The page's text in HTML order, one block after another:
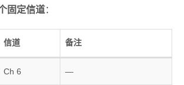
固定信道：
信道 备注
Ch 6 —